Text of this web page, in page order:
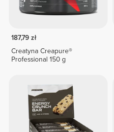
187,79 zł
Creatyna Creapure®
Professional 150 g